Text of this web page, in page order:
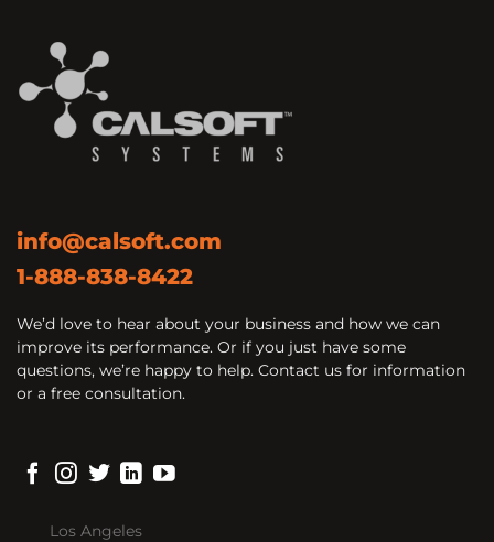
info@calsoft.com
1-888-838-8422
We’d love to hear about your business and how we can
improve its performance. Or if you just have some
questions, we’re happy to help. Contact us for information
or a free consultation.
Los Angeles